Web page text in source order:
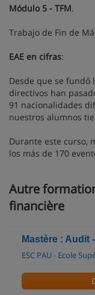
Módulo 5 - TFM.
Trabajo de Fin de
EAE en cifras:
Desde que se fundó
directivos han
91 nacionalidades
nuestros alumnos
Durante este curso,
los más de 170
Autre
financière
Mastère : Audit
ESC PAU - Ecole